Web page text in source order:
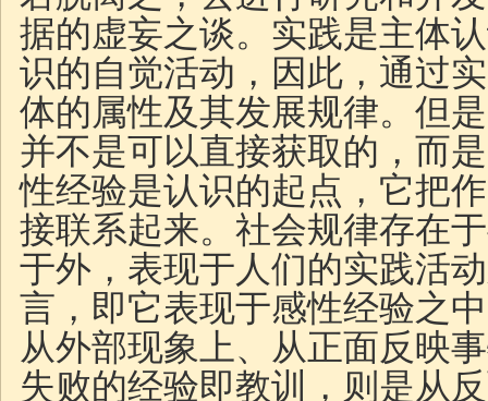
据的虚妄之谈。实践是主体
识的自觉活动，因此，通过
体的属性及其发展规律。但
并不是可以直接获取的，而
性经验是认识的起点，它把
接联系起来。社会规律存在
于外，表现于人们的实践活
言，即它表现于感性经验之
从外部现象上、从正面反映
失败的经验即教训，则是从